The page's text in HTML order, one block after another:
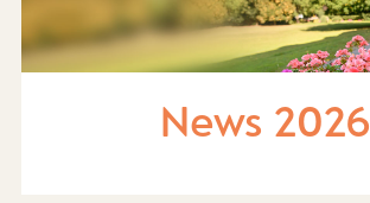
News 2026